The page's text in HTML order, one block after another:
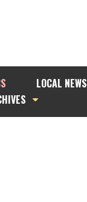
LOCAL NEWS